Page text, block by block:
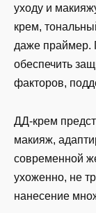
уходу и
крем,
даже праймер.
обеспечить
факторов,
ДД-крем
макияж,
современной
ухоженно, не
нанесение